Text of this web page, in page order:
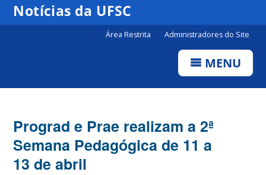
Notícias da UFSC
Área Restrita Administradores do Site
MENU
Prograd e Prae realizam a 2ª
Semana Pedagógica de 11 a
13 de abril